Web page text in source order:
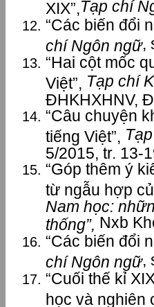
XIX”, Tạp chí
“Các biến đổi
chí Ngôn ngữ,
“Hai cột mốc
Việt”, Tạp chí
ĐHKHXHNV,
“Câu chuyện
tiếng Việt”,
5/2015, tr. 13-
“Góp thêm ý
từ ngẫu hợp
Nam học:
thống”, Nxb
“Các biến đổi
chí Ngôn ngữ,
“Cuối thế kỉ
học và nghiên